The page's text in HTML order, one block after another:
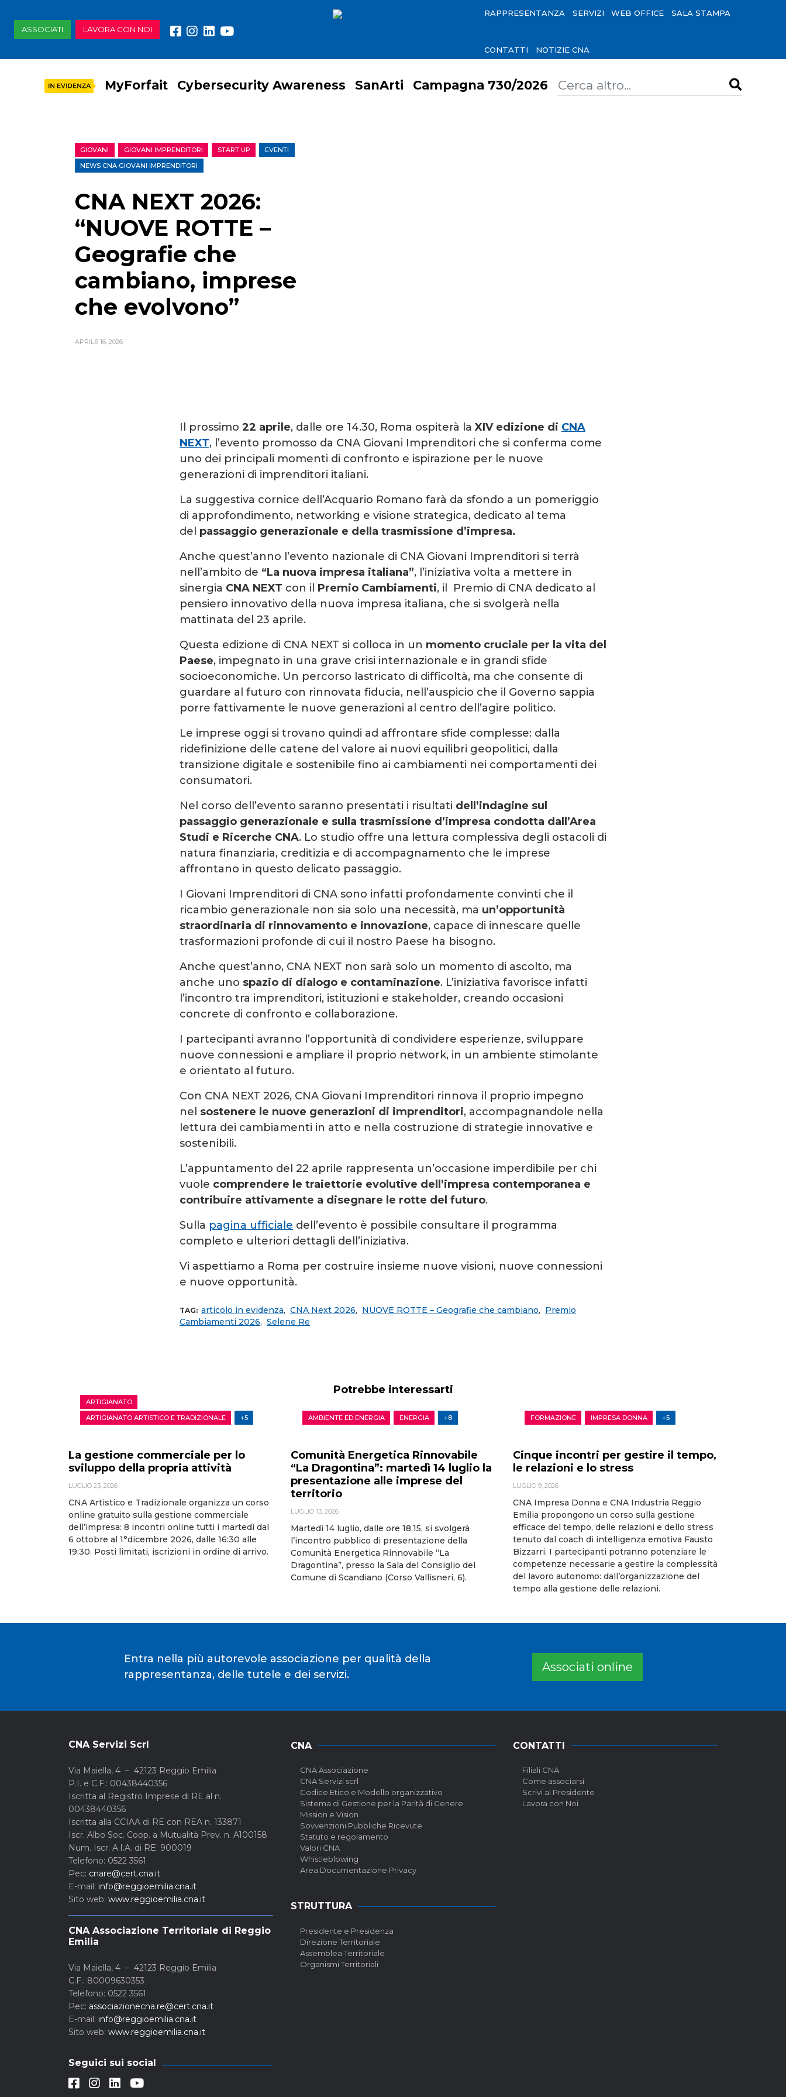
ASSOCIATI LAVORA CON NOI
RAPPRESENTANZA SERVIZI WEB OFFICE SALA STAMPA
CONTATTI NOTIZIE CNA
MyForfait Cybersecurity Awareness SanArti Campagna 730/2026
GIOVANI GIOVANI IMPRENDITORI START UP
EVENTI
NEWS CNA GIOVANI IMPRENDITORI
CNA NEXT 2026:
“NUOVE ROTTE –
Geografie che
cambiano, imprese
che evolvono”
APRILE 16, 2026
Il prossimo 22 aprile, dalle ore 14.30, Roma ospiterà laXIV edizione di CNA
NEXT, l’evento promosso da CNA Giovani Imprenditori che si conferma come
uno dei principali momenti di confronto e ispirazione per le nuove
generazioni di imprenditori italiani.
La suggestiva cornice dell’Acquario Romano farà da sfondo a un pomeriggio
di approfondimento, networking e visione strategica, dedicato al tema
del passaggio generazionale e della trasmissione d’impresa.
Anche quest’anno l’evento nazionale di CNA Giovani Imprenditori si terrà
nell’ambito de “La nuova impresa italiana”, l’iniziativa volta a mettere in
sinergia CNA NEXT con il Premio Cambiamenti, il Premio di CNA dedicato al
pensiero innovativo della nuova impresa italiana, che si svolgerà nella
mattinata del 23 aprile.
Questa edizione di CNA NEXT si colloca in un momento cruciale per la vita del
Paese, impegnato in una grave crisi internazionale e in grandi sfide
socioeconomiche. Un percorso lastricato di difficoltà, ma che consente di
guardare al futuro con rinnovata fiducia, nell’auspicio che il Governo sappia
porre fattivamente le nuove generazioni al centro dell’agire politico.
Le imprese oggi si trovano quindi ad affrontare sfide complesse: dalla
ridefinizione delle catene del valore ai nuovi equilibri geopolitici, dalla
transizione digitale e sostenibile fino ai cambiamenti nei comportamenti dei
consumatori.
Nel corso dell’evento saranno presentati i risultati dell’indagine sul
passaggio generazionale e sulla trasmissione d’impresa condotta dall’Area
Studi e Ricerche CNA. Lo studio offre una lettura complessiva degli ostacoli di
natura finanziaria, creditizia e di accompagnamento che le imprese
affrontano in questo delicato passaggio.
I Giovani Imprenditori di CNA sono infatti profondamente convinti che il
ricambio generazionale non sia solo una necessità, ma un’opportunità
straordinaria di rinnovamento e innovazione, capace di innescare quelle
trasformazioni profonde di cui il nostro Paese ha bisogno.
Anche quest’anno, CNA NEXT non sarà solo un momento di ascolto, ma
anche uno spazio di dialogo e contaminazione. L’iniziativa favorisce infatti
l’incontro tra imprenditori, istituzioni e stakeholder, creando occasioni
concrete di confronto e collaborazione.
I partecipanti avranno l’opportunità di condividere esperienze, sviluppare
nuove connessioni e ampliare il proprio network, in un ambiente stimolante
e orientato al futuro.
Con CNA NEXT 2026, CNA Giovani Imprenditori rinnova il proprio impegno
nel sostenere le nuove generazioni di imprenditori, accompagnandole nella
lettura dei cambiamenti in atto e nella costruzione di strategie innovative e
sostenibili.
L’appuntamento del 22 aprile rappresenta un’occasione imperdibile per chi
vuole comprendere le traiettorie evolutive dell’impresa contemporanea e
contribuire attivamente a disegnare le rotte del futuro.
Sulla pagina ufficiale dell’evento è possibile consultare il programma
completo e ulteriori dettagli dell’iniziativa.
Vi aspettiamo a Roma per costruire insieme nuove visioni, nuove connessioni
e nuove opportunità.
TAG: articolo in evidenza, CNA Next 2026, NUOVE ROTTE – Geografie che cambiano, Premio
Cambiamenti 2026, Selene Re
Potrebbe interessarti
ARTIGIANATO
ARTIGIANATO ARTISTICO E TRADIZIONALE
+5
La gestione commerciale per lo
sviluppo della propria attività
LUGLIO 23, 2026
CNA Artistico e Tradizionale organizza un corso
online gratuito sulla gestione commerciale
dell’impresa: 8 incontri online tutti i martedì dal
6 ottobre al 1°dicembre 2026, dalle 16:30 alle
19:30. Posti limitati, iscrizioni in ordine di arrivo.
AMBIENTE ED ENERGIA ENERGIA +8
Comunità Energetica Rinnovabile
“La Dragontina”: martedì 14 luglio la
presentazione alle imprese del
territorio
LUGLIO 13, 2026
Martedì 14 luglio, dalle ore 18.15, si svolgerà
l’incontro pubblico di presentazione della
Comunità Energetica Rinnovabile “La
Dragontina”, presso la Sala del Consiglio del
Comune di Scandiano (Corso Vallisneri, 6).
FORMAZIONE IMPRESA DONNA +5
Cinque incontri per gestire il tempo,
le relazioni e lo stress
LUGLIO 9, 2026
CNA Impresa Donna e CNA Industria Reggio
Emilia propongono un corso sulla gestione
efficace del tempo, delle relazioni e dello stress
tenuto dal coach di intelligenza emotiva Fausto
Bizzarri. I partecipanti potranno potenziare le
competenze necessarie a gestire la complessità
del lavoro autonomo: dall’organizzazione del
tempo alla gestione delle relazioni.
Entra nella più autorevole associazione per qualità della
rappresentanza, delle tutele e dei servizi.
Associati online
CNA Servizi Scrl
Via Maiella, 4 – 42123 Reggio Emilia
P.I. e C.F.: 00438440356
Iscritta al Registro Imprese di RE al n.
00438440356
Iscritta alla CCIAA di RE con REA n. 133871
Iscr. Albo Soc. Coop. a Mutualità Prev. n. A100158
Num. Iscr. A.I.A. di RE: 900019
Telefono: 0522 3561
Pec: cnare@cert.cna.it
E-mail: info@reggioemilia.cna.it
Sito web: www.reggioemilia.cna.it
CNA Associazione Territoriale di Reggio
Emilia
Via Maiella, 4 – 42123 Reggio Emilia
C.F.: 80009630353
Telefono: 0522 3561
Pec: associazionecna.re@cert.cna.it
E-mail: info@reggioemilia.cna.it
Sito web: www.reggioemilia.cna.it
Seguici sui social
CNA
CNA Associazione
CNA Servizi scrl
Codice Etico e Modello organizzativo
Sistema di Gestione per la Parità di Genere
Mission e Vision
Sovvenzioni Pubbliche Ricevute
Statuto e regolamento
Valori CNA
Whistleblowing
Area Documentazione Privacy
STRUTTURA
Presidente e Presidenza
Direzione Territoriale
Assemblea Territoriale
Organismi Territoriali
CONTATTI
Filiali CNA
Come associarsi
Scrivi al Presidente
Lavora con Noi